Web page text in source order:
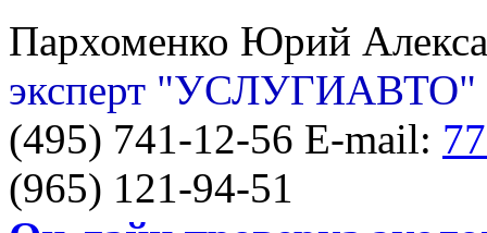
Пархоменко Юрий
эксперт "УСЛУГИАВТО"
(495) 741-12-56 E-mail:
(965) 121-94-51